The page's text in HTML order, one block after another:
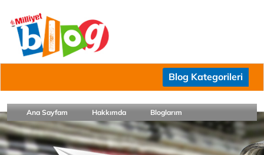
Blog Kategorileri
Ana Sayfam Hakkımda Bloglarım